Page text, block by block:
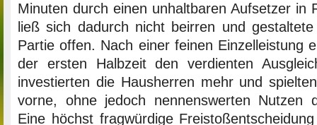
Minuten durch einen unhaltbaren Aufsetzer in
ließ sich dadurch nicht beirren und
Partie offen. Nach einer feinen Einzelleistung
der ersten Halbzeit den verdienten
investierten die Hausherren mehr und
vorne, ohne jedoch nennenswerten Nutzen
Eine höchst fragwürdige